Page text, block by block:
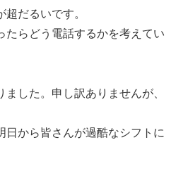
だるいです。
たらどう電話するかを考えてい
ました。申し訳ありませんが、
日から皆さんが過酷なシフトに